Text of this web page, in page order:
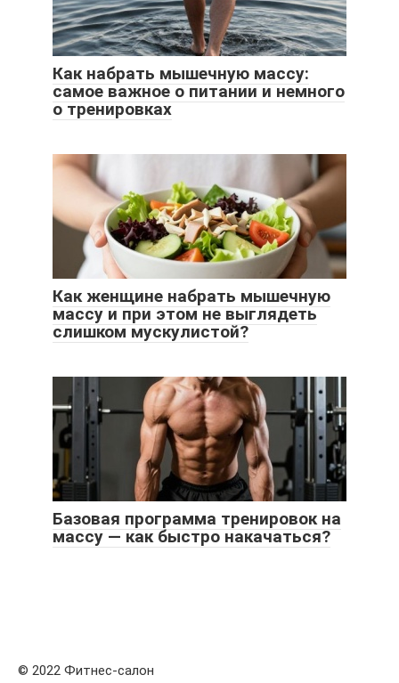
Как набрать мышечную массу:
самое важное о питании и немного
о тренировках
Как женщине набрать мышечную
массу и при этом не выглядеть
слишком мускулистой?
Базовая программа тренировок на
массу — как быстро накачаться?
© 2022 Фитнес-салон